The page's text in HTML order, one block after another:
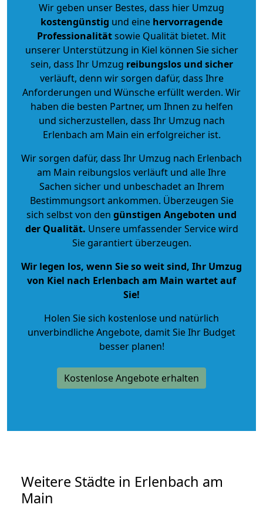
Wir geben unser Bestes, dass hier Umzug
kostengünstig und eine hervorragende
Professionalitätsowie Qualität bietet. Mit
unserer Unterstützung in Kiel können Sie sicher
sein, dass Ihr Umzug reibungslos und sicher
verläuft, denn wir sorgen dafür, dass Ihre
Anforderungen und Wünsche erfüllt werden. Wir
haben die besten Partner, um Ihnen zu helfen
und sicherzustellen, dass Ihr Umzug nach
Erlenbach am Main ein erfolgreicher ist.
Wir sorgen dafür, dass Ihr Umzug nach Erlenbach
am Main reibungslos verläuft und alle Ihre
Sachen sicher und unbeschadet an Ihrem
Bestimmungsort ankommen. Überzeugen Sie
sich selbst von den günstigen Angeboten und
der Qualität. Unsere umfassender Service wird
Sie garantiert überzeugen.
Wir legen los, wenn Sie so weit sind, Ihr Umzug
von Kiel nach Erlenbach am Main wartet auf
Sie!
Holen Sie sich kostenlose und natürlich
unverbindliche Angebote, damit Sie Ihr Budget
besser planen!
Kostenlose Angebote erhalten
Weitere Städte in Erlenbach am
Main